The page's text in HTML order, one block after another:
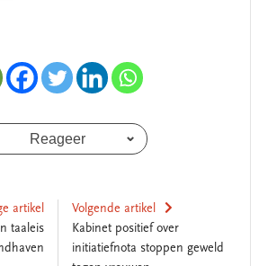
Reageer
artikel
taaleis
Volgende artikel
Kabinet positief over
initiatiefnota stoppen geweld